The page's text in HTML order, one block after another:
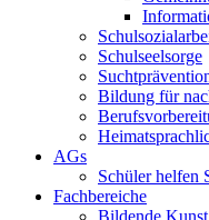
Schulseelsorge
Bildung für
AGs
Schüler helfen
Fachbereiche
Bildende Kunst